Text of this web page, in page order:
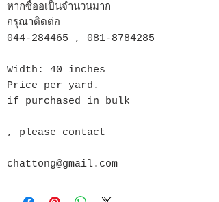
หากซื้ออเป็นจำนวนมาก
กรุณาติดต่อ
044-284465 , 081-8784285
Width: 40 inches
Price per yard.
if purchased in bulk
, please contact
chattong@gmail.com